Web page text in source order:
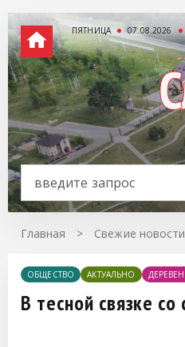
ПЯТНИЦА 07.08.2026
Главная > Свежие новости
ОБЩЕСТВО АКТУАЛЬНО
В тесной связке